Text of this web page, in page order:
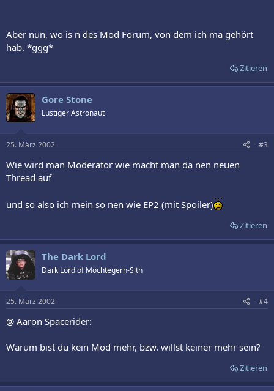
Aber nun, wo is n des Mod Forum, von dem ich ma gehört
hab. *ggg*
Zitieren
Gore Stone
Lustiger Astronaut
25. März 2002 #3
Wie wird man Moderator wie macht man da nen neuen
Thread auf
und so also ich mein so nen wie EP2 (mit Spoiler)
Zitieren
The Dark Lord
Dark Lord of Möchtegern-Sith
25. März 2002 #4
@ Aaron Spacerider:
Warum bist du kein Mod mehr, bzw. willst keiner mehr sein?
Zitieren